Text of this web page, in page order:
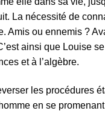
La nécessité de
Amis ou ennemis ?
ainsi que Louise
et à l’algèbre.
les procédures
en se